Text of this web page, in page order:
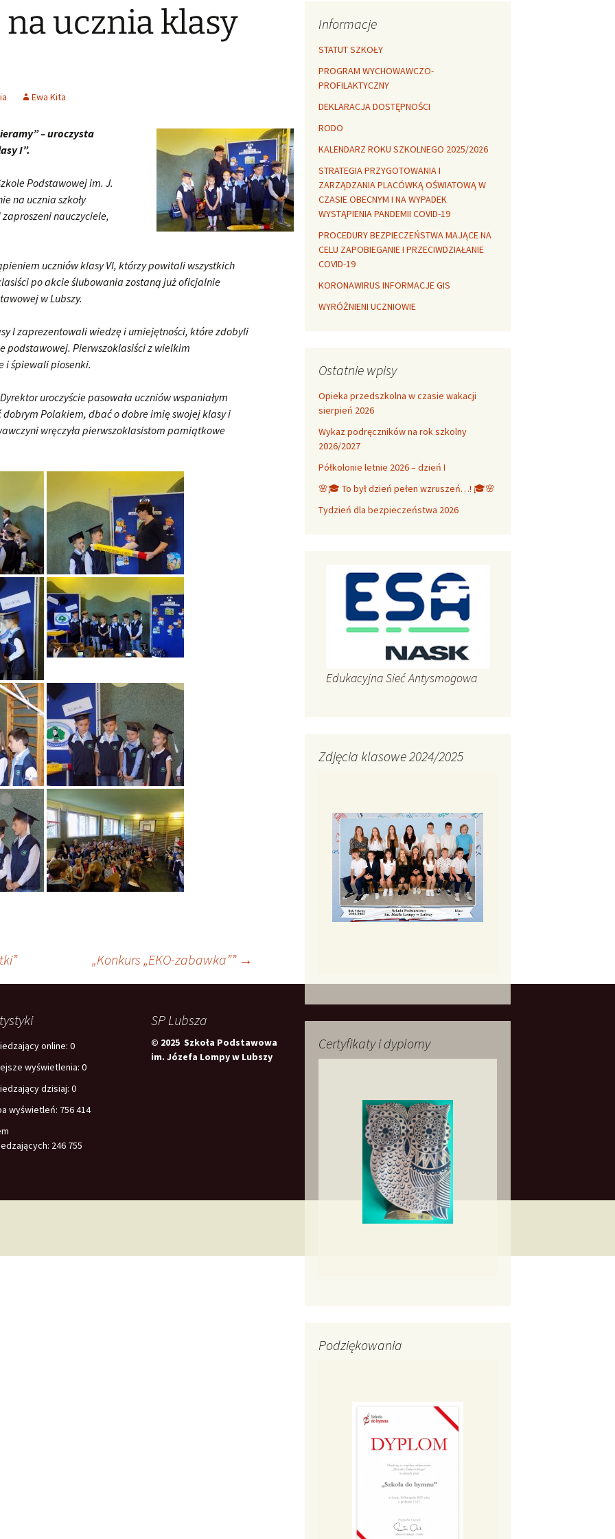
termiczna
Libre Office
Świąteczne Foto Studio
2015
Zdjęcia klasowe
2016/2017
Archiwalne
Archiwalne fotografie z
Lubszy
Learning for healthy
Jolanta Okuniewska
ucznia klasy
Ewa Kita
– uroczysta
I”.
Podstawowej im. J.
na ucznia szkoły
nauczyciele,
uczniów klasy VI, którzy powitali wszystkich
po akcie ślubowania zostaną już oficjalnie
w Lubszy.
I zaprezentowali wiedzę i umiejętności, które zdobyli
podstawowej. Pierwszoklasiści z wielkim
i śpiewali piosenki.
uroczyście pasowała uczniów wspaniałym
Polakiem, dbać o dobre imię swojej klasy i
wręczyła pierwszoklasistom pamiątkowe
„Konkurs „EKO-zabawka”” →
Informacje
STATUT SZKOŁY
PROGRAM WYCHOWAWCZO-
PROFILAKTYCZNY
DEKLARACJA DOSTĘPNOŚCI
RODO
KALENDARZ ROKU SZKOLNEGO 2025/2026
STRATEGIA PRZYGOTOWANIA I
ZARZĄDZANIA PLACÓWKĄ OŚWIATOWĄ W
CZASIE OBECNYM I NA WYPADEK
WYSTĄPIENIA PANDEMII COVID-19
PROCEDURY BEZPIECZEŃSTWA MAJĄCE NA
CELU ZAPOBIEGANIE I PRZECIWDZIAŁANIE
COVID-19
KORONAWIRUS INFORMACJE GIS
WYRÓŻNIENI UCZNIOWIE
Ostatnie wpisy
Opieka przedszkolna w czasie wakacji
sierpień 2026
Wykaz podręczników na rok szkolny
2026/2027
Półkolonie letnie 2026 – dzień I
🌸🎓 To był dzień pełen wzruszeń…! 🎓🌸
Tydzień dla bezpieczeństwa 2026
Edukacyjna Sieć Antysmogowa
Zdjęcia klasowe 2024/2025
Certyfikaty i dyplomy
Podziękowania
online: 0
wyświetlenia: 0
dzisiaj: 0
wyświetleń: 756 414
246 755
SP Lubsza
© 2025 Szkoła Podstawowa
im. Józefa Lompy w Lubszy